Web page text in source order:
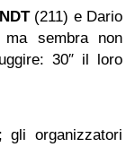
(211) e Dario
sembra non
30″ il loro
gli organizzatori